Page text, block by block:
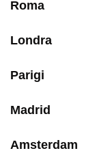
Roma
Londra
Parigi
Madrid
Amsterdam